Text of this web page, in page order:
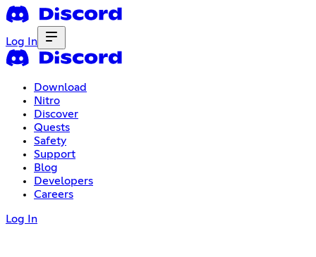
Log In
Download
Nitro
Discover
Quests
Safety
Support
Blog
Developers
Careers
Log In